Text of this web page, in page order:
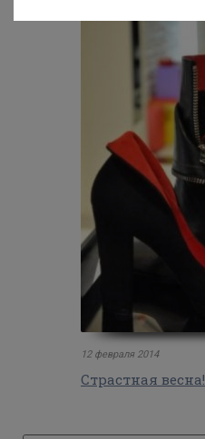
12 февраля 2014
Страстная весна!